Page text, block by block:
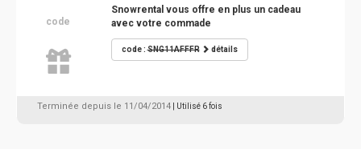
code
Snowrental vous offre en plus un cadeau
avec votre commade
code :SNG11AFFFR détails
Terminée depuis le 11/04/2014 | Utilisé 6 fois